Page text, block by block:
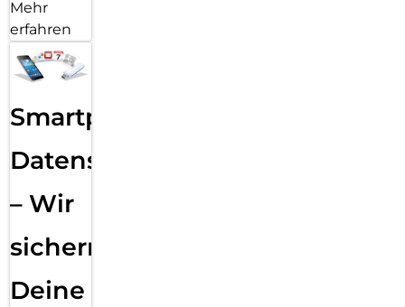
Mehr
erfahren
Smartphone
Datensicherung
– Wir
sichern
Deine